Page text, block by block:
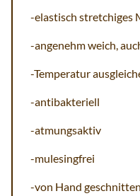
-elastisch stretchiges
-angenehm weich,
-Temperatur
-antibakteriell
-atmungsaktiv
-mulesingfrei
-von Hand